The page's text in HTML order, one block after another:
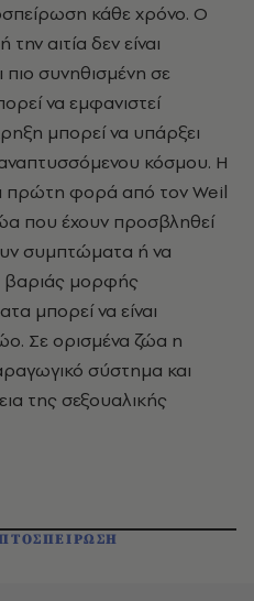
κάθε χρόνο. Ο
αιτία δεν είναι
συνηθισμένη σε
να εμφανιστεί
μπορεί να υπάρξει
κόσμου. Η
πρώτη φορά από τον Weil
που έχουν προσβληθεί
συμπτώματα ή να
βαριάς μορφής
μπορεί να είναι
Σε ορισμένα ζώα η
σύστημα και
της σεξουαλικής